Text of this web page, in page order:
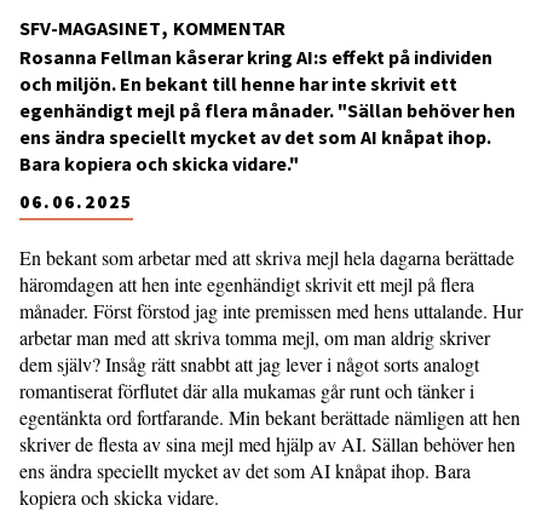
SFV-MAGASINET KOMMENTAR
06.06.2025
Rosanna Fellman kåserar kring AI:s effekt på individen
och miljön. En bekant till henne har inte skrivit ett
egenhändigt mejl på flera månader. "Sällan behöver hen
ens ändra speciellt mycket av det som AI knåpat ihop.
Bara kopiera och skicka vidare."
En bekant som arbetar med att skriva mejl hela dagarna berättade
häromdagen att hen inte egenhändigt skrivit ett mejl på flera
månader. Först förstod jag inte premissen med hens uttalande. Hur
arbetar man med att skriva tomma mejl, om man aldrig skriver
dem själv? Insåg rätt snabbt att jag lever i något sorts analogt
romantiserat förflutet där alla mukamas går runt och tänker i
egentänkta ord fortfarande. Min bekant berättade nämligen att hen
skriver de flesta av sina mejl med hjälp av AI. Sällan behöver hen
ens ändra speciellt mycket av det som AI knåpat ihop. Bara
kopiera och skicka vidare.